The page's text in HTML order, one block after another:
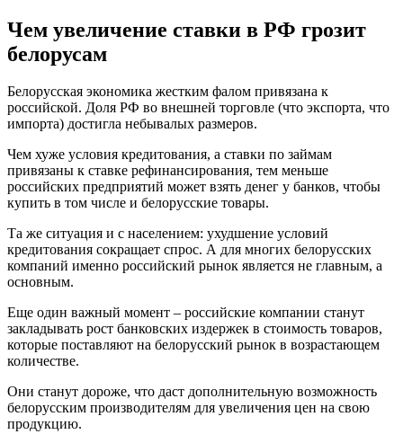
Чем увеличение ставки в РФ грозит
белорусам
Белорусская экономика жестким фалом привязана к
российской. Доля РФ во внешней торговле (что экспорта, что
импорта) достигла небывалых размеров.
Чем хуже условия кредитования, а ставки по займам
привязаны к ставке рефинансирования, тем меньше
российских предприятий может взять денег у банков, чтобы
купить в том числе и белорусские товары.
Та же ситуация и с населением: ухудшение условий
кредитования сокращает спрос. А для многих белорусских
компаний именно российский рынок является не главным, а
основным.
Еще один важный момент – российские компании станут
закладывать рост банковских издержек в стоимость товаров,
которые поставляют на белорусский рынок в возрастающем
количестве.
Они станут дороже, что даст дополнительную возможность
белорусским производителям для увеличения цен на свою
продукцию.